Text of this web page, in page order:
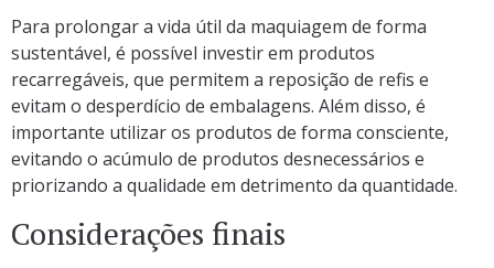
Para prolongar a vida útil da maquiagem de forma
sustentável, é possível investir em produtos
recarregáveis, que permitem a reposição de refis e
evitam o desperdício de embalagens. Além disso, é
importante utilizar os produtos de forma consciente,
evitando o acúmulo de produtos desnecessários e
priorizando a qualidade em detrimento da quantidade.
Considerações finais